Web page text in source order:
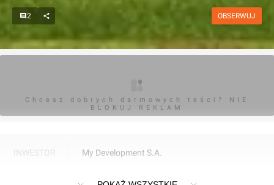
2 OBSERWUJ
Chcesz dobrych darmowych teści? NIE
BLOKUJ REKLAM
INWESTOR My Development S.A.
Budynek wielorodzinny "Sprawna 36" w Warszawie